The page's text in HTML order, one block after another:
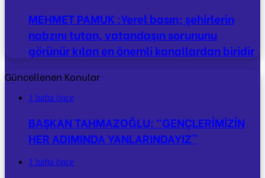
MEHMET PAMUK :Yerel basın; şehirlerin
nabzını tutan, vatandaşın sorununu
görünür kılan en önemli kanallardan biridir
Güncellenen Konular
1 hafta önce
BAŞKAN TAHMAZOĞLU: “GENÇLERİMİZİN
HER ADIMINDA YANLARINDAYIZ”
1 hafta önce